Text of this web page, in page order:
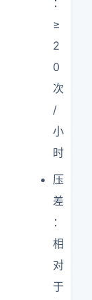
：
≥
2
0
次
/
小
时
压
差
：
相
对
于